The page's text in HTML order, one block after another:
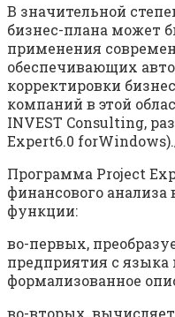
В значительной
бизнес-плана может
применения
обеспечивающих
корректировки
компаний в этой
INVEST Consulting,
Expert6.0
Программа Project
финансового
функции:
во-первых,
предприятия с языка
формализован­ное
во-вторых,